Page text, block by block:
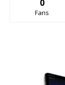
0
Fans